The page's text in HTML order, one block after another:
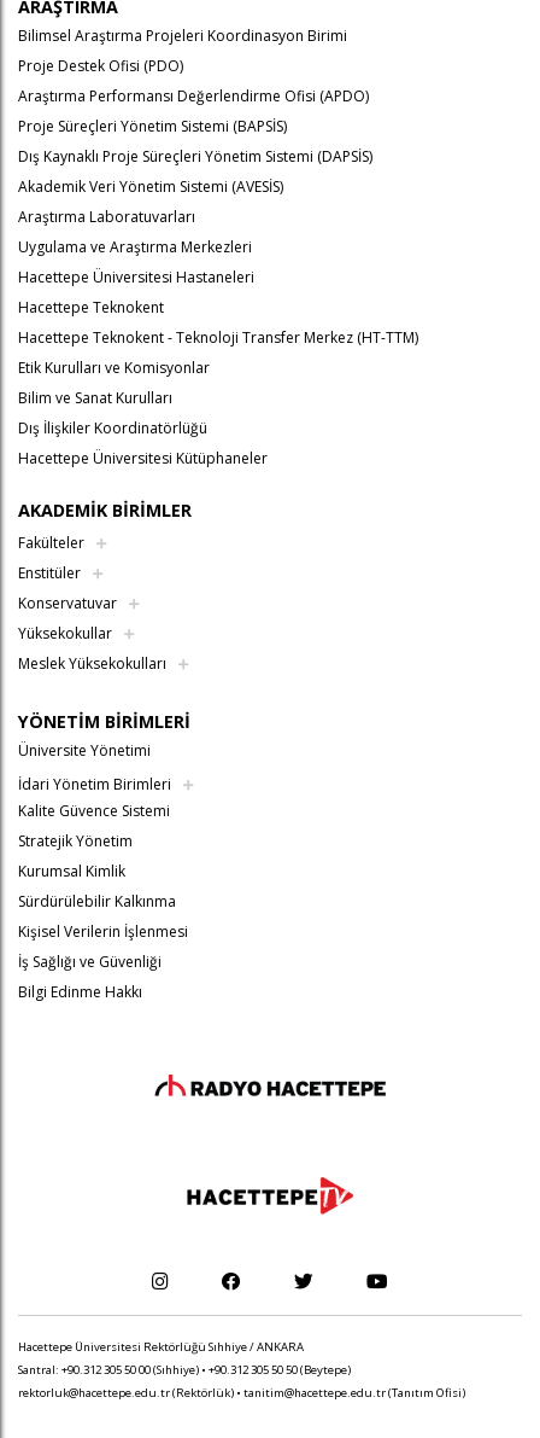
ARAŞTIRMA
Bilimsel Araştırma Projeleri Koordinasyon Birimi
Proje Destek Ofisi (PDO)
Araştırma Performansı Değerlendirme Ofisi (APDO)
Proje Süreçleri Yönetim Sistemi (BAPSİS)
Dış Kaynaklı Proje Süreçleri Yönetim Sistemi (DAPSİS)
Akademik Veri Yönetim Sistemi (AVESİS)
Araştırma Laboratuvarları
Uygulama ve Araştırma Merkezleri
Hacettepe Üniversitesi Hastaneleri
Hacettepe Teknokent
Hacettepe Teknokent - Teknoloji Transfer Merkez (HT-TTM)
Etik Kurulları ve Komisyonlar
Bilim ve Sanat Kurulları
Dış İlişkiler Koordinatörlüğü
Hacettepe Üniversitesi Kütüphaneler
AKADEMİK BİRİMLER
Fakülteler
Enstitüler
Konservatuvar
Yüksekokullar
Meslek Yüksekokulları
YÖNETİM BİRİMLERİ
Üniversite Yönetimi
İdari Yönetim Birimleri
Kalite Güvence Sistemi
Stratejik Yönetim
Kurumsal Kimlik
Sürdürülebilir Kalkınma
Kişisel Verilerin İşlenmesi
İş Sağlığı ve Güvenliği
Bilgi Edinme Hakkı
Hacettepe Üniversitesi Rektörlüğü Sıhhiye / ANKARA
Santral: +90.312 305 50 00 (Sıhhiye) • +90.312 305 50 50 (Beytepe)
rektorluk@hacettepe.edu.tr(Rektörlük) • tanitim@hacettepe.edu.tr(Tanıtım Ofisi)